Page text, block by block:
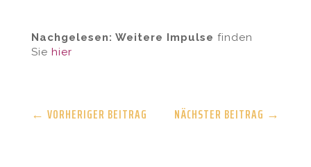
Nachgelesen: Weitere Impulse finden
Sie hier
← VORHERIGER BEITRAG NÄCHSTER BEITRAG →